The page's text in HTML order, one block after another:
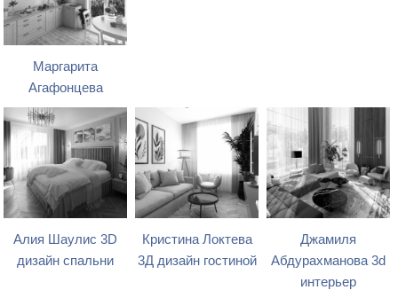
Маргарита
Агафонцева
Алия Шаулис 3D
дизайн спальни
Кристина Локтева
3Д дизайн гостиной
Джамиля
Абдурахманова 3d
интерьер